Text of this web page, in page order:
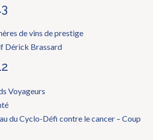
de vins de prestige
Dérick Brassard
Voyageurs
du Cyclo-Défi contre le cancer – Coup